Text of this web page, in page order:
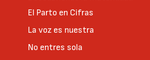
El Parto en Cifras
La voz es nuestra
No entres sola